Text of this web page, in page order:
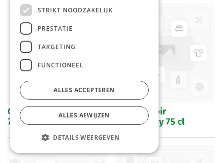
Genetie Les Piliers 2020
75 cl
Le Petit Noir
Chardonnay 75 cl
STRIKT NOODZAKELIJK
PRESTATIE
TARGETING
FUNCTIONEEL
ALLES ACCEPTEREN
ALLES AFWIJZEN
DETAILS WEERGEVEN